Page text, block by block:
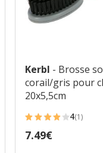
Kerbl - Brosse
corail/gris pour
20x5,5cm
4
étoiles
4(1)
Prix
7.49€